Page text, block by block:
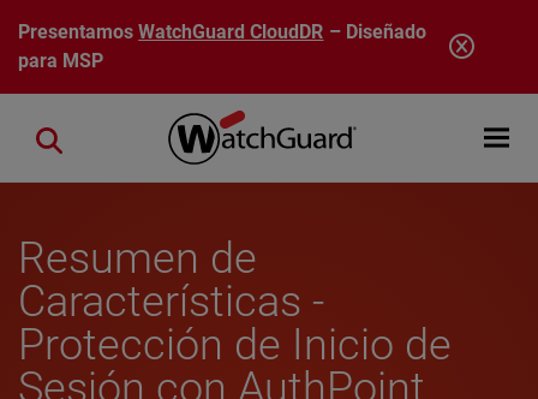
Pasar al contenido principal
PresentamosWatchGuard CloudDR – Diseñado
para MSP
Open
Close search
Resumen de
Características -
Protección de Inicio de
Sesión con AuthPoint